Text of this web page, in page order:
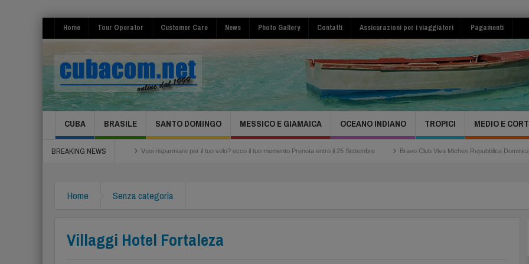
Home Tour Operator Customer Care News Photo Gallery Contatti Assicurazioni per i viaggiatori Pagamenti
CUBA BRASILE SANTO DOMINGO MESSICO E GIAMAICA OCEANO INDIANO TROPICI MEDIO E
BREAKING NEWS
Salsa 2026 Cuba Havana Vuoi risparmiare per il tuo volo? ecco il tuo momento Prenota entro il 25 Settembre Bravo Club Viva Miches Repubblica Dominicana
Home Senza categoria
Villaggi Hotel Fortaleza